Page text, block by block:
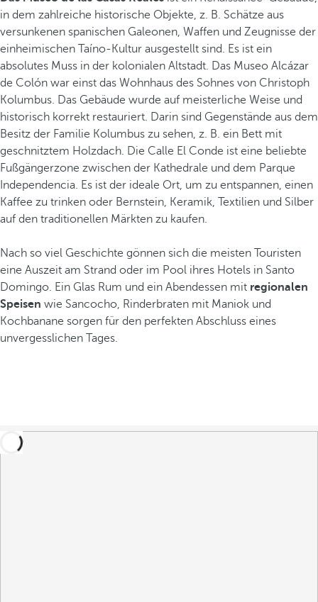
in dem zahlreiche historische Objekte, z. B. Schätze aus
versunkenen spanischen Galeonen, Waffen und Zeugnisse der
einheimischen Taíno-Kultur ausgestellt sind. Es ist ein
absolutes Muss in der kolonialen Altstadt. Das Museo Alcázar
de Colón war einst das Wohnhaus des Sohnes von Christoph
Kolumbus. Das Gebäude wurde auf meisterliche Weise und
historisch korrekt restauriert. Darin sind Gegenstände aus dem
Besitz der Familie Kolumbus zu sehen, z. B. ein Bett mit
geschnitztem Holzdach. Die Calle El Conde ist eine beliebte
Fußgängerzone zwischen der Kathedrale und dem Parque
Independencia. Es ist der ideale Ort, um zu entspannen, einen
Kaffee zu trinken oder Bernstein, Keramik, Textilien und Silber
auf den traditionellen Märkten zu kaufen.
Nach so viel Geschichte gönnen sich die meisten Touristen
eine Auszeit am Strand oder im Pool ihres Hotels in Santo
Domingo. Ein Glas Rum und ein Abendessen mit regionalen
Speisen wie Sancocho, Rinderbraten mit Maniok und
Kochbanane sorgen für den perfekten Abschluss eines
unvergesslichen Tages.